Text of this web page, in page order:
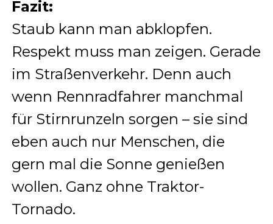
Fazit:
Staub kann man abklopfen.
Respekt muss man zeigen. Gerade
im Straßenverkehr. Denn auch
wenn Rennradfahrer manchmal
für Stirnrunzeln sorgen – sie sind
eben auch nur Menschen, die
gern mal die Sonne genießen
wollen. Ganz ohne Traktor-
Tornado.